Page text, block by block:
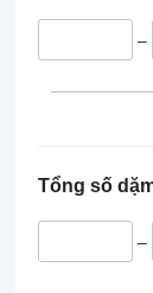
–
Tổng số
–